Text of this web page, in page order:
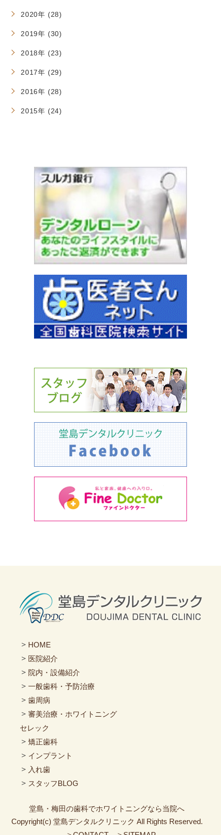
2020年 (28)
2019年 (30)
2018年 (23)
2017年 (29)
2016年 (28)
2015年 (24)
＞ HOME
＞ 医院紹介
＞院内・設備紹介
＞一般歯科・予防治療
＞歯周病
＞審美治療・ホワイトニング
セレック
＞矯正歯科
＞ インプラント
＞ 入れ歯
＞ スタッフBLOG
堂島・梅田の歯科でホワイトニングなら当院へ
Copyright(c) 堂島デンタルクリニック All Rights Reserved.